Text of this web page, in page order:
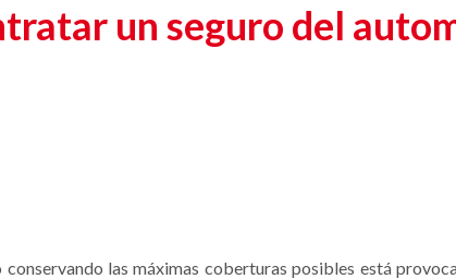
un seguro del
las máximas coberturas posibles está